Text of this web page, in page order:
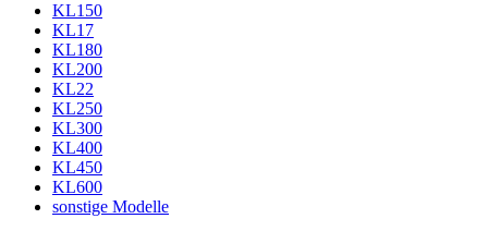
KL150
KL17
KL180
KL200
KL22
KL250
KL300
KL400
KL450
KL600
sonstige Modelle